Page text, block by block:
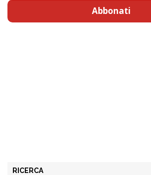
Abbonati
RICERCA